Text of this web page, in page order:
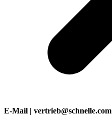
E-Mail | vertrieb@schnelle.com